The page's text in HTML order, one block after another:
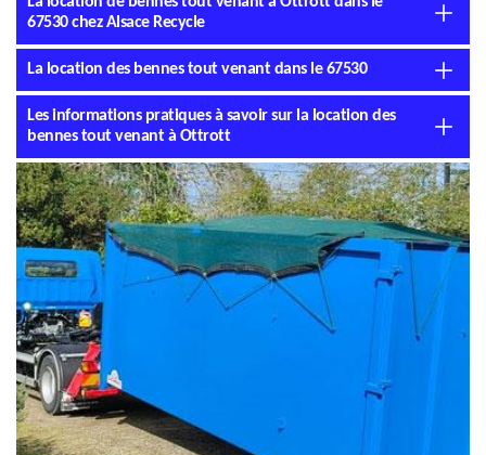
67530 chez Alsace Recycle
La location des bennes tout venant dans le 67530
Les informations pratiques à savoir sur la location des
bennes tout venant à Ottrott